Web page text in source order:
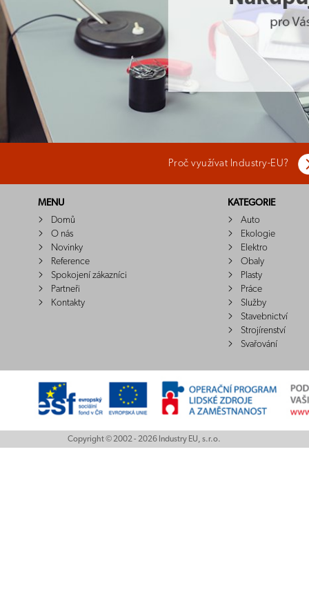
Proč využívat Industry-EU?
MENU
Domů
O nás
Novinky
Reference
Spokojení zákazníci
Partneři
Kontakty
KATEGORIE
Auto
Ekologie
Elektro
Obaly
Plasty
Práce
Služby
Stavebnictví
Strojírenství
Svařování
Copyright © 2002 - 2026 Industry EU, s.r.o.